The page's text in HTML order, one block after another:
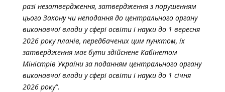
разі незатвердження, затвердження з порушенням
цього Закону чи неподання до центрального органу
виконавчої влади у сфері освіти і науки до 1 вересня
2026 року планів, передбачених цим пунктом, їх
затвердження має бути здійснене Кабінетом
Міністрів України за поданням центрального органу
виконавчої влади у сфері освіти і науки до 1 січня
2026 року”.